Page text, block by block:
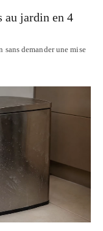
au jardin en 4
demander une mise